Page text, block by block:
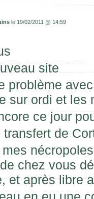
le 19/02/2011 @ 14:59
site
problème
sur ordi et
ce jour
de
chez vous
et après libre